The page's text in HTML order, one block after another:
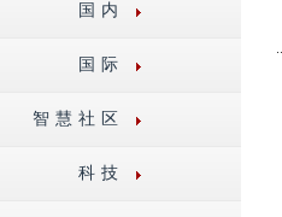
国内
国际
智慧社区
科技